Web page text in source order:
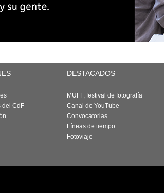
DESTACADOS
del CdF
MUFF, festival de fotografía
Canal de YouTube
Convocatorias
Líneas de tiempo
Fotoviaje